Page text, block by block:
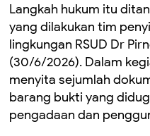
Langkah hukum itu
yang dilakukan tim
lingkungan RSUD Dr
(30/6/2026). Dalam
menyita sejumlah
barang bukti yang
pengadaan dan